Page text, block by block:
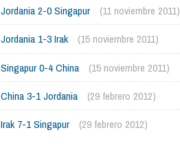
Jordania 2-0 Singapur
(11 noviembre 2011)
Jordania 1-3 Irak
(15 noviembre 2011)
Singapur 0-4 China
(15 noviembre 2011)
China 3-1 Jordania
(29 febrero 2012)
Irak 7-1 Singapur
(29 febrero 2012)